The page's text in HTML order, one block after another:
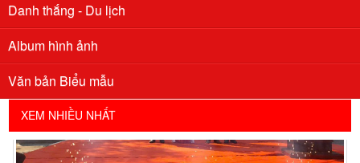
Danh thắng - Du lịch
Album hình ảnh
Văn bản Biểu mẫu
XEM NHIỀU NHẤT